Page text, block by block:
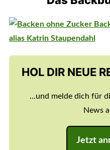
HOL DIR NEUE
...und melde dich für
News
Jetzt